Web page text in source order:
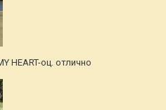
HEART-оц. отлично